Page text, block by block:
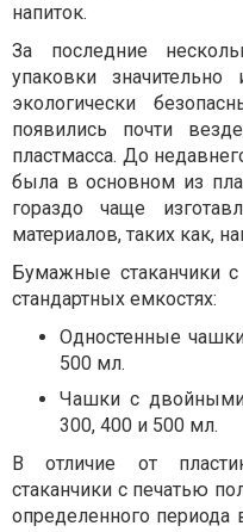
напиток.
За последние
упаковки
экологически
появились почти
пластмасса. До
была в основном из
гораздо чаще
материалов, таких как,
Бумажные стаканчики
стандартных емкостях:
Одностенные
500 мл.
Чашки с двойными
300, 400 и 500 мл.
В отличие от
стаканчики с печатью
определенного периода